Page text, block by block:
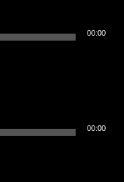
00:00
00:00